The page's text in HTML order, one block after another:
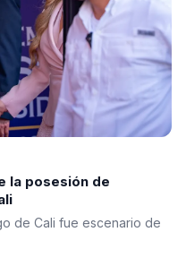
la posesión de
de Cali fue escenario de